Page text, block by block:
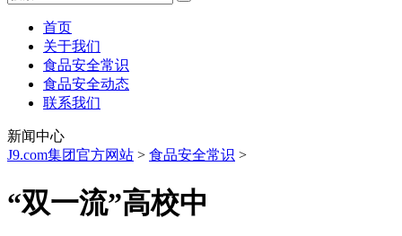
首页
关于我们
食品安全常识
食品安全动态
联系我们
新闻中心
J9.com集团官方网站 > 食品安全常识 >
“双一流”高校中